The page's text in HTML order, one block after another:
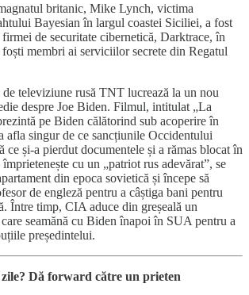
britanic, Mike Lynch, victima
Bayesian în largul coastei Siciliei, a fost
de securitate cibernetică, Darktrace, în
membri ai serviciilor secrete din Regatul
de televiziune rusă TNT lucrează la un nou
despre Joe Biden. Filmul, intitulat „La
pe Biden călătorind sub acoperire în
afla singur de ce sancțiunile Occidentului
ce și-a pierdut documentele și a rămas blocat în
cu un „patriot rus adevărat”, se
din epoca sovietică și începe să
de engleză pentru a câștiga bani pentru
Între timp, CIA aduce din greșeală un
seamănă cu Biden înapoi în SUA pentru a
președintelui.
Dă forward către un prieten